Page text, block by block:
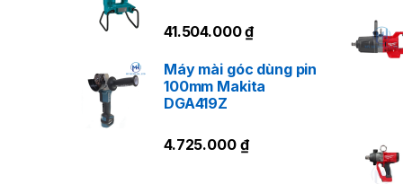
41.504.000₫
Máy mài góc dùng pin
100mm Makita
DGA419Z
4.725.000 ₫